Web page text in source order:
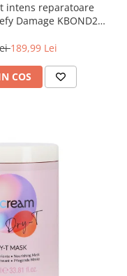
intens reparatoare
Damage KBOND20
189,99 Lei
COS